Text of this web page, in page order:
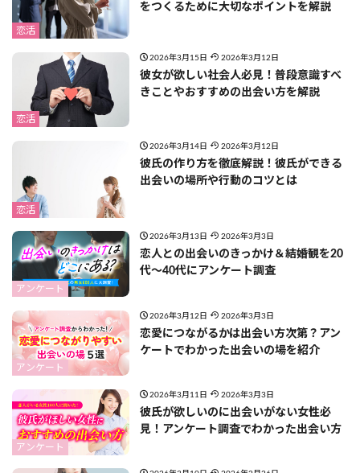
恋活
をつくるために大切なポイントを解説
恋活
2026年3月15日 2026年3月12日
彼女が欲しい社会人必見！普段意識すべ
きことやおすすめの出会い方を解説
恋活
2026年3月14日 2026年3月12日
彼氏の作り方を徹底解説！彼氏ができる
出会いの場所や行動のコツとは
アンケート
2026年3月13日 2026年3月3日
恋人との出会いのきっかけ＆結婚観を20
代〜40代にアンケート調査
アンケート
2026年3月12日 2026年3月3日
恋愛につながるかは出会い方次第？アン
ケートでわかった出会いの場を紹介
アンケート
2026年3月11日 2026年3月3日
彼氏が欲しいのに出会いがない女性必
見！アンケート調査でわかった出会い方